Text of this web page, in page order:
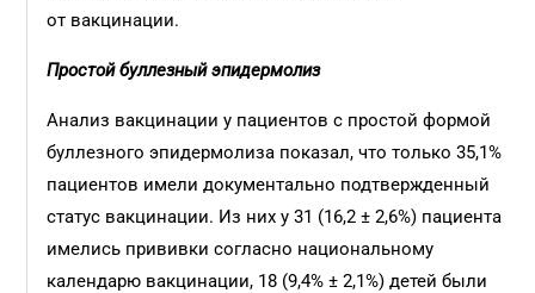
от вакцинации.
Простой буллезный эпидермолиз
Анализ вакцинации у пациентов с простой формой
буллезного эпидермолиза показал, что только 35,1%
пациентов имели документально подтвержденный
статус вакцинации. Из них у 31 (16,2 ± 2,6%) пациента
имелись прививки согласно национальному
календарю вакцинации, 18 (9,4% ± 2,1%) детей были